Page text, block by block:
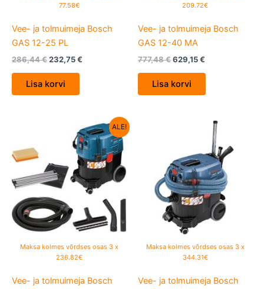
77.58€
Vee- ja tolmuimeja Bosch
GAS 12-25 PL
286,44€232,75€
Lisa korvi
209.72€
Vee- ja tolmuimeja Bosch
GAS 12-40 MA
777,48€629,15€
Lisa korvi
ALE!
Maksa kolmes võrdses osas 3 x
236.82€
Vee- ja tolmuimeja Bosch
859,32 €.
Current
price
is:
710,46 €.
Maksa kolmes võrdses osas 3 x
344.31€
Vee- ja tolmuimeja Bosch